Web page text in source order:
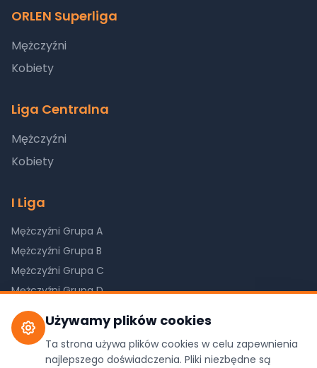
Używamy plików cookies
Ta strona używa plików cookies w celu zapewnienia
najlepszego doświadczenia. Pliki niezbędne są
ORLEN Superliga
Mężczyźni
Kobiety
Liga Centralna
Mężczyźni
Kobiety
I Liga
Mężczyźni Grupa A
Mężczyźni Grupa B
Mężczyźni Grupa C
Mężczyźni Grupa D
Kobiety Grupa A
Kobiety Grupa B
Kobiety Grupa C